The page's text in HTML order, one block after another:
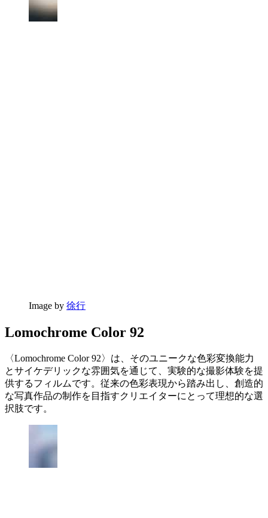
Image by 徐行
Lomochrome Color 92
〈Lomochrome Color 92〉は、そのユニークな色彩変換能力
とサイケデリックな雰囲気を通じて、実験的な撮影体験を提
供するフィルムです。従来の色彩表現から踏み出し、創造的
な写真作品の制作を目指すクリエイターにとって理想的な選
択肢です。